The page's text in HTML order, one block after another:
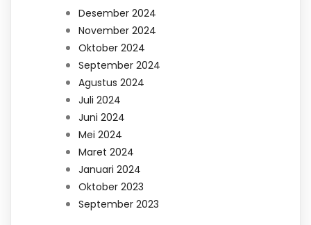
Desember 2024
November 2024
Oktober 2024
September 2024
Agustus 2024
Juli 2024
Juni 2024
Mei 2024
Maret 2024
Januari 2024
Oktober 2023
September 2023